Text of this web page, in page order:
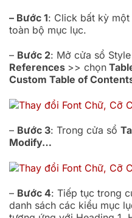
– Bước 1: Click bất kỳ
toàn bộ mục lục.
– Bước 2: Mở cửa sổ
References >> chọn
Custom Table of
– Bước 3: Trong cửa sổ
Modify…
– Bước 4: Tiếp tục trong
danh sách các kiểu mục